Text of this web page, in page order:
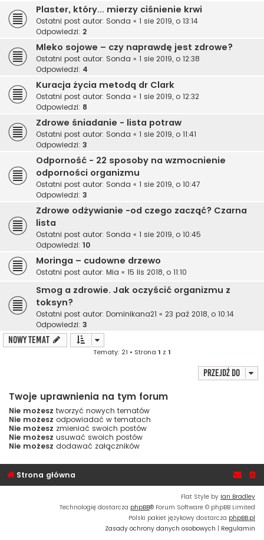
Plaster, który... mierzy ciśnienie krwi
Ostatni post autor: Sonda « 1 sie 2019, o 13:14
Odpowiedzi: 2
Mleko sojowe – czy naprawdę jest zdrowe?
Ostatni post autor: Sonda « 1 sie 2019, o 12:38
Odpowiedzi: 4
Kuracja życia metodą dr Clark
Ostatni post autor: Sonda « 1 sie 2019, o 12:32
Odpowiedzi: 8
Zdrowe śniadanie - lista potraw
Ostatni post autor: Sonda « 1 sie 2019, o 11:41
Odpowiedzi: 3
Odporność - 22 sposoby na wzmocnienie
odporności organizmu
Ostatni post autor: Sonda « 1 sie 2019, o 10:47
Odpowiedzi: 3
Zdrowe odżywianie -od czego zacząć? Czarna
lista
Ostatni post autor: Sonda « 1 sie 2019, o 10:45
Odpowiedzi: 10
Moringa – cudowne drzewo
Ostatni post autor: Mia « 15 lis 2018, o 11:10
Smog a zdrowie. Jak oczyścić organizmu z
toksyn?
Ostatni post autor: Dominikana21 « 23 paź 2018, o 10:14
Odpowiedzi: 3
NOWY TEMAT
Tematy: 21 • Strona 1 z 1
Przejdź do
Twoje uprawnienia na tym forum
Nie możesz tworzyć nowych tematów
Nie możesz odpowiadać w tematach
Nie możesz zmieniać swoich postów
Nie możesz usuwać swoich postów
Nie możesz dodawać załączników
Strona główna
Flat Style by Ian Bradley
Technologię dostarcza phpBB® Forum Software © phpBB Limited
Polski pakiet językowy dostarcza phpBB.pl
Zasady ochrony danych osobowych | Regulamin